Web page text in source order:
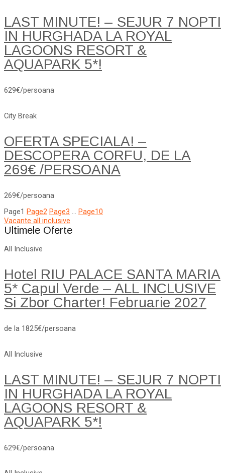
LAST MINUTE! – SEJUR 7 NOPTI
IN HURGHADA LA ROYAL
LAGOONS RESORT &
AQUAPARK 5*!
629€/persoana
City Break
OFERTA SPECIALA! –
DESCOPERA CORFU, DE LA
269€ /PERSOANA
269€/persoana
Page1 Page2 Page3 … Page10
Vacante all inclusive
Ultimele Oferte
All Inclusive
Hotel RIU PALACE SANTA MARIA
5* Capul Verde – ALL INCLUSIVE
Si Zbor Charter! Februarie 2027
de la 1825€/persoana
All Inclusive
LAST MINUTE! – SEJUR 7 NOPTI
IN HURGHADA LA ROYAL
LAGOONS RESORT &
AQUAPARK 5*!
629€/persoana